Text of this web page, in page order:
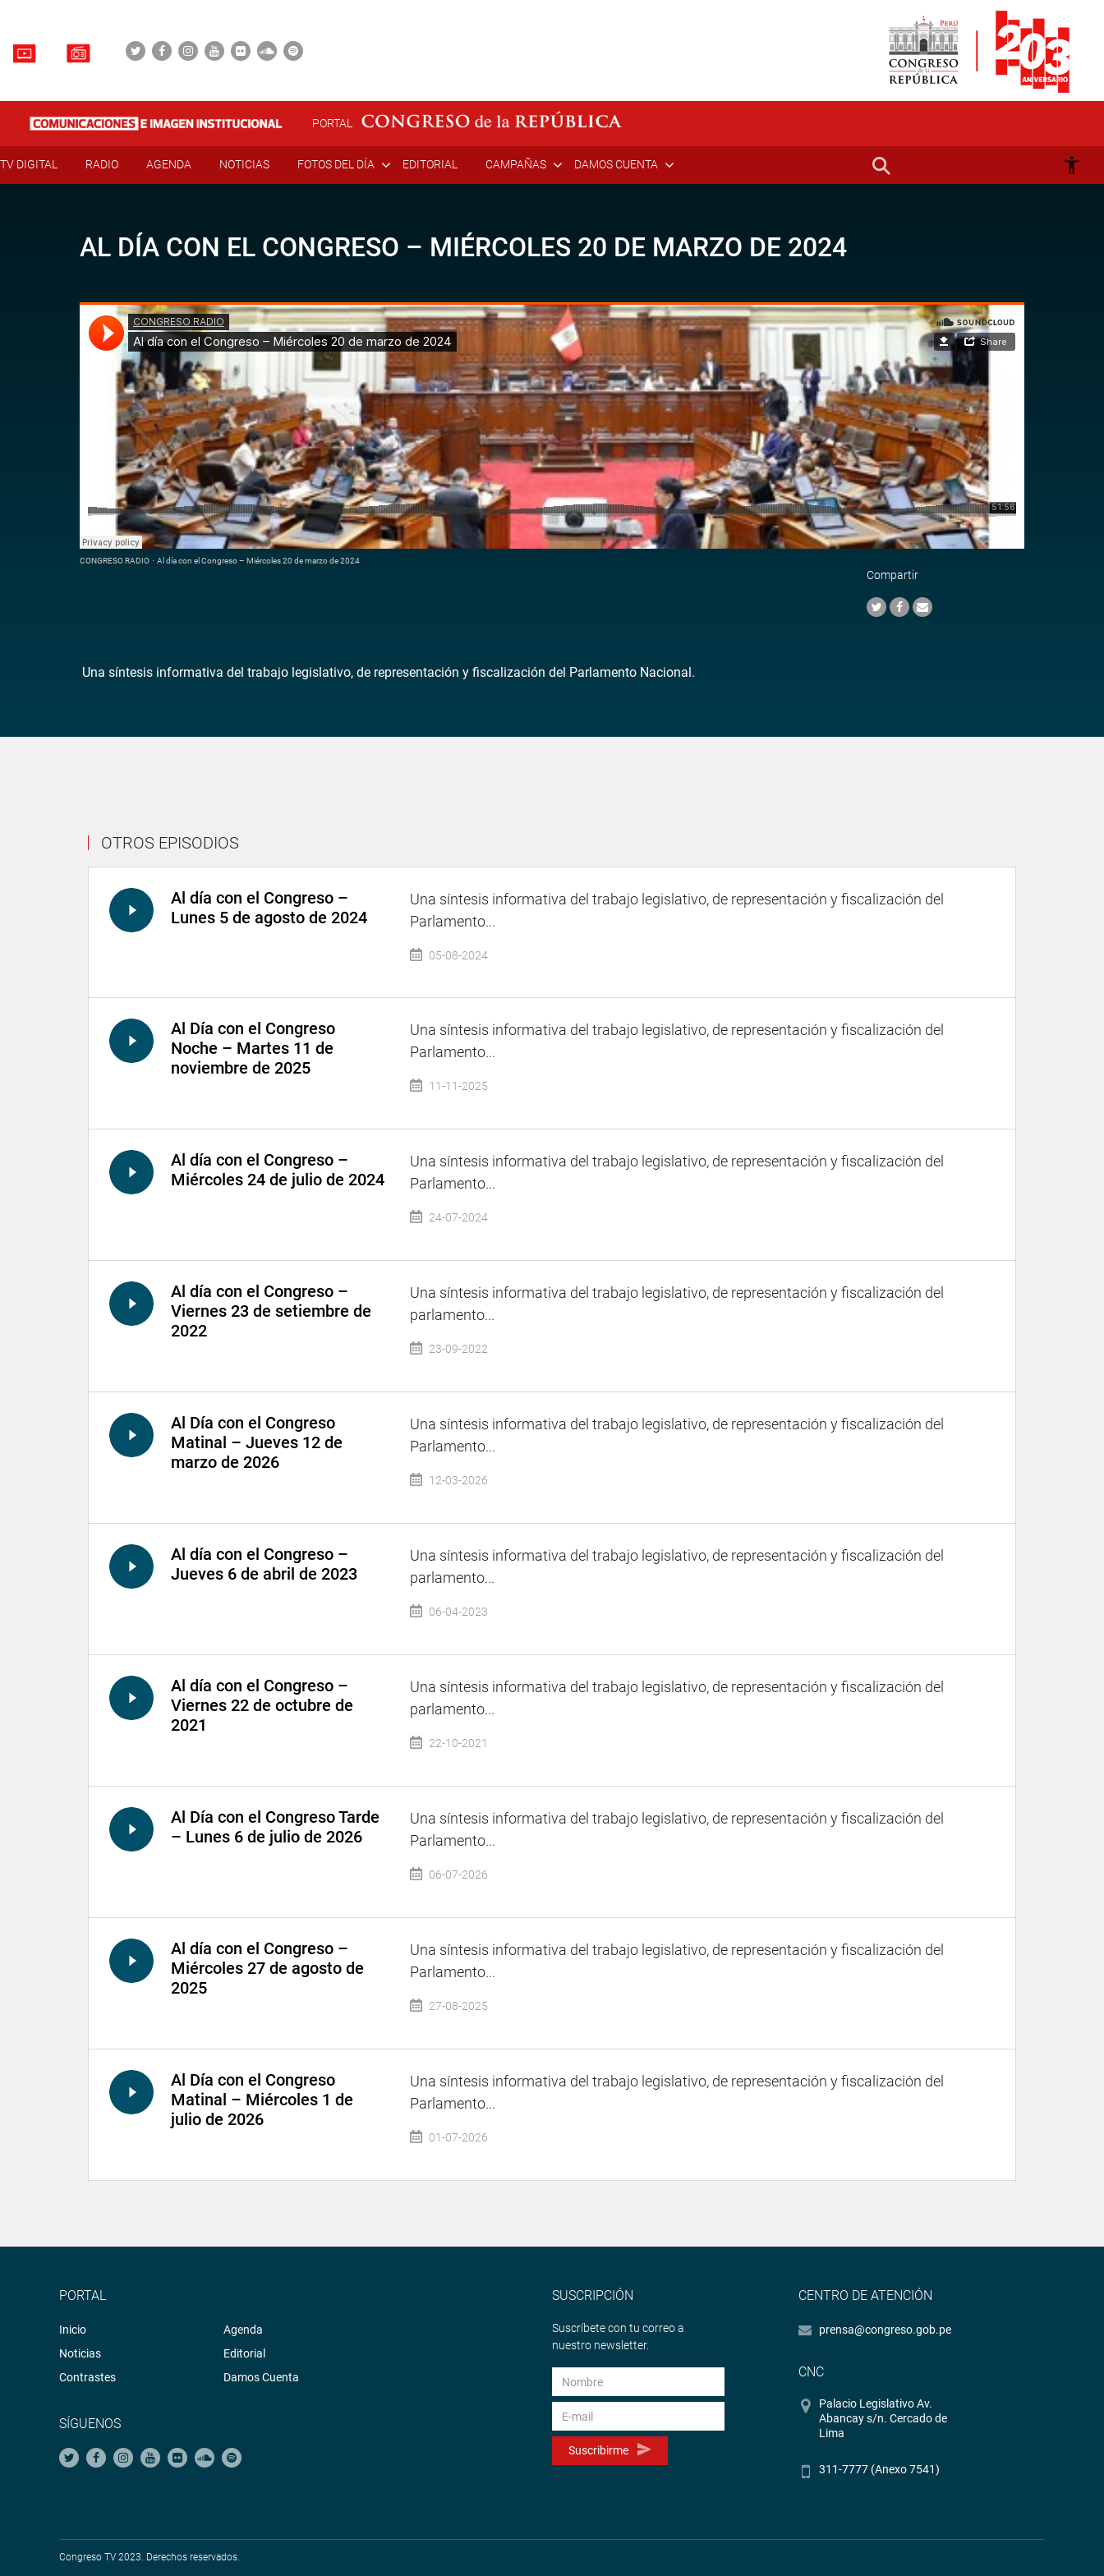
PORTAL
TV DIGITAL RADIO AGENDA NOTICIAS FOTOS DEL DÍA EDITORIAL CAMPAÑAS DAMOS CUENTA
AL DÍA CON EL CONGRESO – MIÉRCOLES 20 DE MARZO DE 2024
CONGRESO RADIO · Al día con el Congreso – Miércoles 20 de marzo de 2024
Compartir
Una síntesis informativa del trabajo legislativo, de representación y fiscalización del Parlamento Nacional.
OTROS EPISODIOS
Al día con el Congreso –
Lunes 5 de agosto de 2024
Una síntesis informativa del trabajo legislativo, de representación y fiscalización del
Parlamento...
05-08-2024
Al Día con el Congreso
Noche – Martes 11 de
noviembre de 2025
Una síntesis informativa del trabajo legislativo, de representación y fiscalización del
Parlamento...
11-11-2025
Al día con el Congreso –
Miércoles 24 de julio de 2024
Una síntesis informativa del trabajo legislativo, de representación y fiscalización del
Parlamento...
24-07-2024
Al día con el Congreso –
Viernes 23 de setiembre de
2022
Una síntesis informativa del trabajo legislativo, de representación y fiscalización del
parlamento...
23-09-2022
Al Día con el Congreso
Matinal – Jueves 12 de
marzo de 2026
Una síntesis informativa del trabajo legislativo, de representación y fiscalización del
Parlamento...
12-03-2026
Al día con el Congreso –
Jueves 6 de abril de 2023
Una síntesis informativa del trabajo legislativo, de representación y fiscalización del
parlamento...
06-04-2023
Al día con el Congreso –
Viernes 22 de octubre de
2021
Una síntesis informativa del trabajo legislativo, de representación y fiscalización del
parlamento...
22-10-2021
Al Día con el Congreso Tarde
– Lunes 6 de julio de 2026
Una síntesis informativa del trabajo legislativo, de representación y fiscalización del
Parlamento...
06-07-2026
Al día con el Congreso –
Miércoles 27 de agosto de
2025
Una síntesis informativa del trabajo legislativo, de representación y fiscalización del
Parlamento...
27-08-2025
Al Día con el Congreso
Matinal – Miércoles 1 de
julio de 2026
Una síntesis informativa del trabajo legislativo, de representación y fiscalización del
Parlamento...
01-07-2026
PORTAL
Inicio
Noticias
Contrastes
Agenda
Editorial
Damos Cuenta
SÍGUENOS
SUSCRIPCIÓN
Suscríbete con tu correo a
nuestro newsletter.
Suscribirme
CENTRO DE ATENCIÓN
prensa@congreso.gob.pe
CNC
Palacio Legislativo Av.
Abancay s/n. Cercado de
Lima
311-7777 (Anexo 7541)
Congreso TV 2023. Derechos reservados.